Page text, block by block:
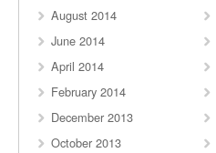
August 2014
June 2014
April 2014
February 2014
December 2013
October 2013